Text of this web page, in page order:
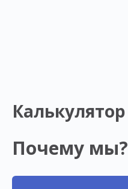
Калькулятор
Почему мы?